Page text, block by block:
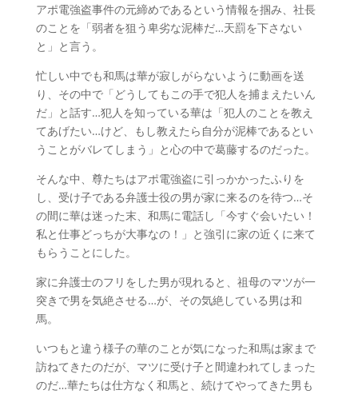
アポ電強盗事件の元締めであるという情報を掴み、社長
のことを「弱者を狙う卑劣な泥棒だ…天罰を下さない
と」と言う。
忙しい中でも和馬は華が寂しがらないように動画を送
り、その中で「どうしてもこの手で犯人を捕まえたいん
だ」と話す…犯人を知っている華は「犯人のことを教え
てあげたい…けど、もし教えたら自分が泥棒であるとい
うことがバレてしまう」と心の中で葛藤するのだった。
そんな中、尊たちはアポ電強盗に引っかかったふりを
し、受け子である弁護士役の男が家に来るのを待つ…そ
の間に華は迷った末、和馬に電話し「今すぐ会いたい！
私と仕事どっちが大事なの！」と強引に家の近くに来て
もらうことにした。
家に弁護士のフリをした男が現れると、祖母のマツが一
突きで男を気絶させる…が、その気絶している男は和
馬。
いつもと違う様子の華のことが気になった和馬は家まで
訪ねてきたのだが、マツに受け子と間違われてしまった
のだ…華たちは仕方なく和馬と、続けてやってきた男も